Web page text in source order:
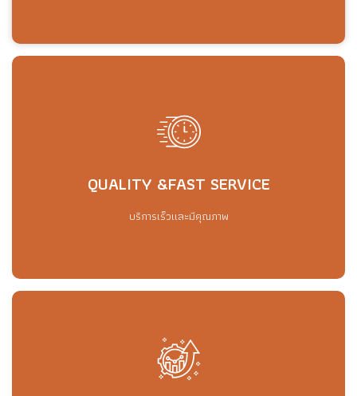
QUALITY &FAST SERVICE
บริการเร็วและมีคุณภาพ
QUALITY &FAST SERVICE
บริการเร็วและมีคุณภาพ
INFINITE POSSIBILITIES